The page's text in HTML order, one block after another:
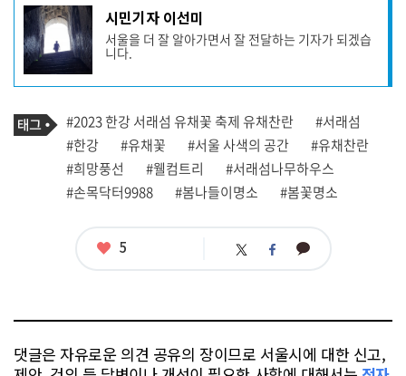
기
사
작
성
자
프
필
시민기자 이선미
서울을 더 잘 알아가면서 잘 전달하는 기자가 되겠습
니다.
기
사
관
련
태
그
태
그
#2023 한강 서래섬 유채꽃 축제 유채찬란
#서래섬
#한강
#유채꽃 #서울 사색의 공간
#유채찬란
#희망풍선
#웰컴트리
#서래섬나무하우스
#손목닥터9988
#봄나들이명소 #봄꽃명소
좋
5 트 페 카
댓글은 자유로운 의견 공유의 장이므로 서울시에 대한 신고,